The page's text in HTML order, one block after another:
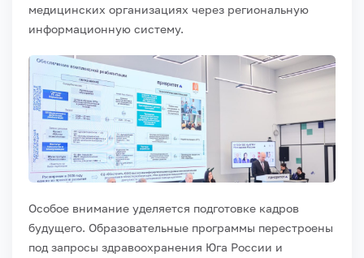
медицинских организациях через региональную
информационную систему.
Особое внимание уделяется подготовке кадров
будущего. Образовательные программы перестроены
под запросы здравоохранения Юга России и